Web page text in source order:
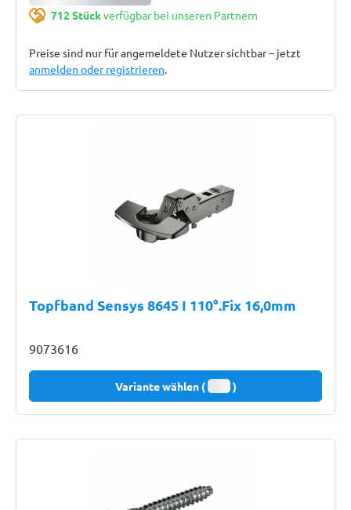
712 Stückverfügbar bei unseren Partnern
Preise sind nur für angemeldete Nutzer sichtbar – jetzt
anmelden oder registrieren.
Topfband Sensys 8645 I 110°.Fix 16,0mm
9073616
Variante wählen ( )